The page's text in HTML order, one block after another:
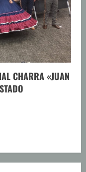
CHARRA «JUAN